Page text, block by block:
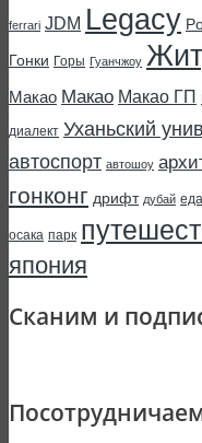
ferrari JDM Legacy
Гонки Горы Гуанчжоу
Макао Макао Макао ГП
диалект Уханьский
автоспорт автошоу
гонконг дрифт дубай еда
осака парк
япония
Сканим и